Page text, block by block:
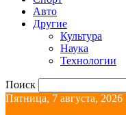
Авто
Другие
Культура
Наука
Технологии
Поиск
Пятница, 7 августа, 2026